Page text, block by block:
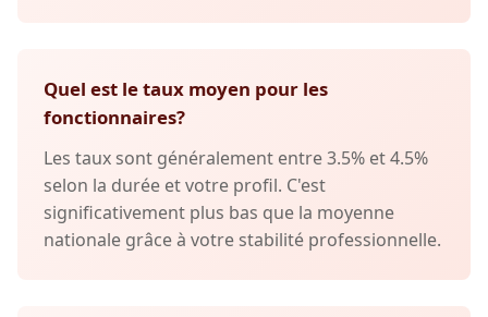
Quel est le taux moyen pour les
fonctionnaires?
Les taux sont généralement entre 3.5% et 4.5%
selon la durée et votre profil. C'est
significativement plus bas que la moyenne
nationale grâce à votre stabilité professionnelle.